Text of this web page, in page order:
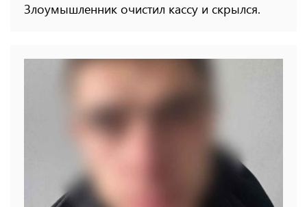
Злоумышленник очистил кассу и скрылся.